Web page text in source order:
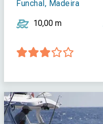
Funchal, Madeira
10,00 m